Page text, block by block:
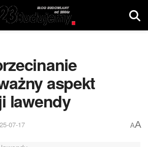
aspekt
lawendy
07-17 AA